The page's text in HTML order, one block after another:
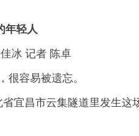
年轻人
冰 记者 陈卓
容易被遗忘。
昌市云集隧道里发生这